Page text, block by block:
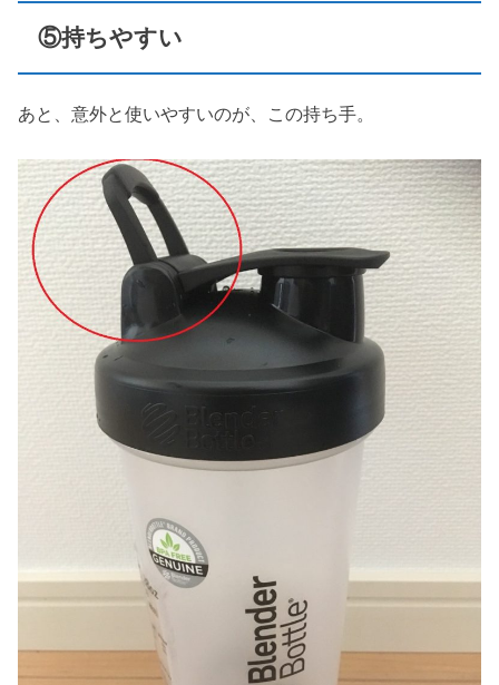
⑤持ちやすい
あと、意外と使いやすいのが、この持ち手。